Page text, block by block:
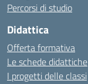
Percorsi di studio
Didattica
Offerta formativa
Le schede didattiche
I progetti delle classi